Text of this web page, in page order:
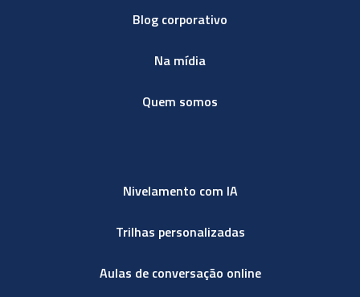
Blog corporativo
Na mídia
Quem somos
Nivelamento com IA
Trilhas personalizadas
Aulas de conversação online